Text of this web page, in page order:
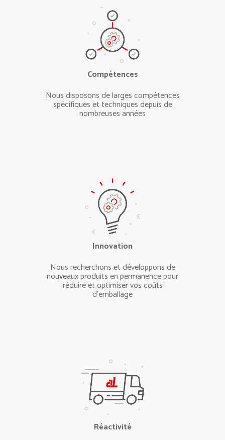
Compétences
Nous disposons de larges compétences
spécifiques et techniques depuis de
nombreuses années
Innovation
Nous recherchons et développons de
nouveaux produits en permanence pour
réduire et optimiser vos coûts
d’emballage
Réactivité